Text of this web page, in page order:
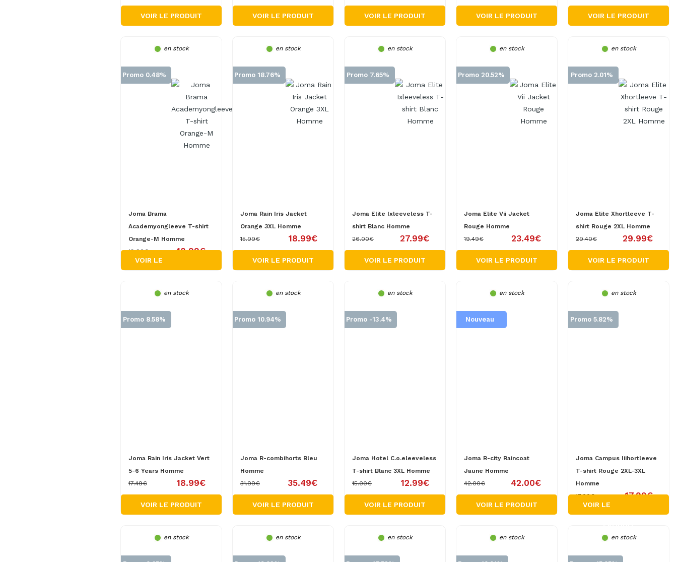
VOIR LE PRODUIT VOIR LE PRODUIT VOIR LE PRODUIT VOIR LE PRODUIT VOIR LE PRODUIT
en stock
Promo 0.48%
Joma Brama
Academyongleeve T-shirt
Orange-M Homme
18.99€
18.90€
VOIR LE
en stock
Promo 18.76%
Joma Rain Iris Jacket
Orange 3XL Homme
18.99€
15.99€
VOIR LE PRODUIT
en stock
Promo 7.65%
Joma Elite Ixleeveless T-
shirt Blanc Homme
27.99€
26.00€
VOIR LE PRODUIT
en stock
Promo 20.52%
Joma Elite Vii Jacket
Rouge Homme
23.49€
19.49€
VOIR LE PRODUIT
en stock
Promo 2.01%
Joma Elite Xhortleeve T-
shirt Rouge 2XL Homme
29.99€
29.40€
VOIR LE PRODUIT
en stock
Promo 8.58%
Joma Rain Iris Jacket Vert
5-6 Years Homme
18.99€
17.49€
VOIR LE PRODUIT
en stock
Promo 10.94%
Joma R-combihorts Bleu
Homme
35.49€
31.99€
VOIR LE PRODUIT
en stock
Promo -13.4%
Joma Hotel C.o.eleeveless
T-shirt Blanc 3XL Homme
12.99€
15.00€
VOIR LE PRODUIT
en stock
Nouveau
Joma R-city Raincoat
Jaune Homme
42.00€
42.00€
VOIR LE PRODUIT
en stock
Promo 5.82%
Joma Campus Iiihortleeve
T-shirt Rouge 2XL-3XL
Homme
17.99€
17.00€
VOIR LE
en stock en stock en stock en stock en stock